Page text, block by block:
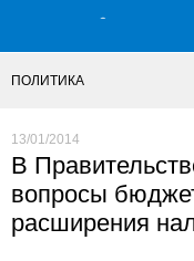
ПОЛИТИКА
13/01/2014
В
вопросы
расширения